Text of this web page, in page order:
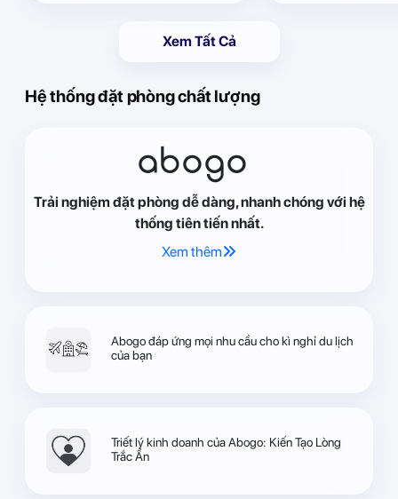
Xem Tất Cả
Hệ thống đặt phòng chất lượng
abogo
Trải nghiệm đặt phòng dễ dàng, nhanh chóng với hệ
thống tiên tiến nhất.
Xem thêm
Abogo đáp ứng mọi nhu cầu cho kì nghỉ du lịch
của bạn
Triết lý kinh doanh của Abogo: Kiến Tạo Lòng
Trắc Ẩn